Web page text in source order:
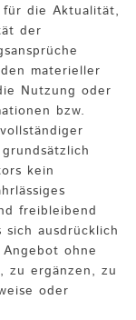
für die Aktualität,
der
materieller
Nutzung oder
bzw.
kein
freibleibend
ausdrücklich
ohne
zu ergänzen, zu
oder